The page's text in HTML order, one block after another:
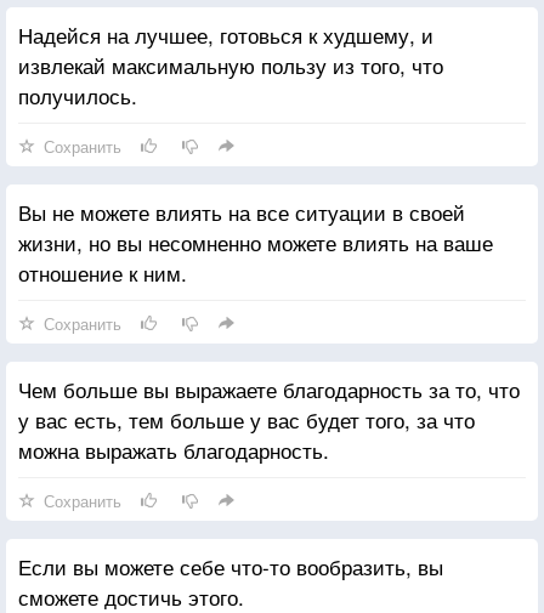
Надейся на лучшее, готовься к худшему, и
извлекай максимальную пользу из того, что
получилось.
Сохранить
Вы не можете влиять на все ситуации в своей
жизни, но вы несомненно можете влиять на ваше
отношение к ним.
Сохранить
Чем больше вы выражаете благодарность за то, что
у вас есть, тем больше у вас будет того, за что
можна выражать благодарность.
Сохранить
Если вы можете себе что-то вообразить, вы
сможете достичь этого.